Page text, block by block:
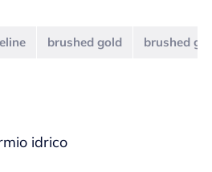
idrico
brushed gold brushed